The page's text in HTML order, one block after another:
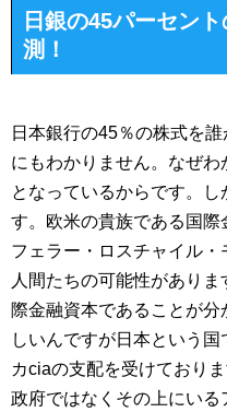
日銀の45パーセン
測！
日本銀行の45％の株式を
にもわかりません。なぜ
となっているからです。
す。欧米の貴族である国
フェラー・ロスチャイル・
人間たちの可能性があり
際金融資本であることが
しいんですが日本という
カciaの支配を受けており
政府ではなくその上にい